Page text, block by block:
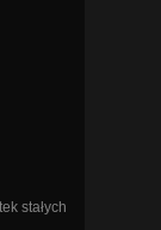
stałych